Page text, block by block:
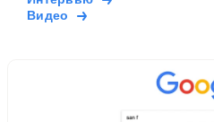
Видео